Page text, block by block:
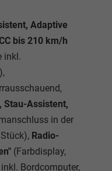
Adaptive
bis 210 km/h
inkl.
Stau-Assistent,
in der
Radio-
(Farbdisplay,
inkl. Bordcomputer,